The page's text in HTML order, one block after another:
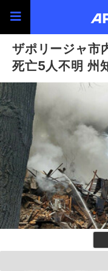
ザポリージャ市
死亡5人不明 州